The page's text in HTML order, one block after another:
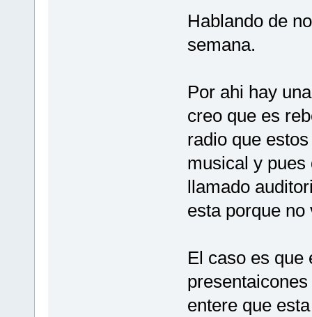
Hablando de
semana.
Por ahi hay
creo que es
radio que
musical y pues
llamado
esta porque no
El caso es que
entere que